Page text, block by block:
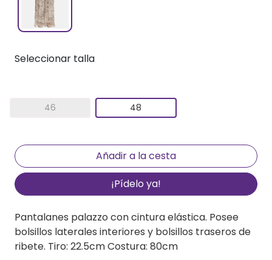
Seleccionar talla
46 48
¡Pídelo ya!
Pantalanes palazzo con cintura elástica. Posee
bolsillos laterales interiores y bolsillos traseros de
ribete. Tiro: 22.5cm Costura: 80cm